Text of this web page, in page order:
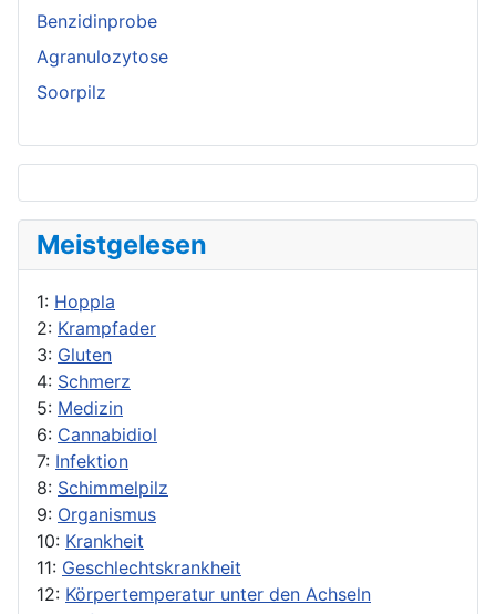
Benzidinprobe
Agranulozytose
Soorpilz
Meistgelesen
1: Hoppla
2: Krampfader
3: Gluten
4: Schmerz
5: Medizin
6: Cannabidiol
7: Infektion
8: Schimmelpilz
9: Organismus
10: Krankheit
11: Geschlechtskrankheit
12: Körpertemperatur unter den Achseln